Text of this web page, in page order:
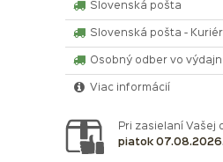
Slovenská pošta
Slovenská pošta - Kuriér
Osobný odber vo
Viac informácií
Pri zasielaní
piatok 07.08.2026.